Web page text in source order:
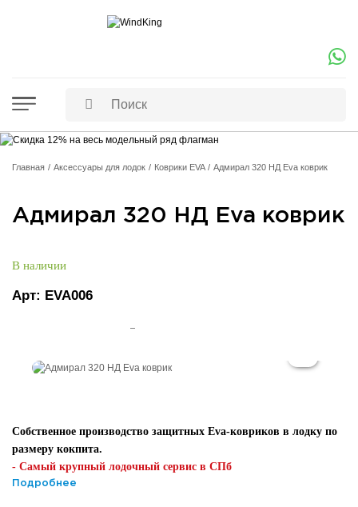
Главная Аксессуары для лодок Коврики EVA Адмирал 320 НД Eva коврик
Адмирал 320 НД Eva коврик
В наличии
Арт: EVA006
Собственное производство защитных Eva-ковриков в лодку по
размеру кокпита.
- Самый крупный лодочный сервис в СПб
- Скидка при покупке до 10%
Подробнее